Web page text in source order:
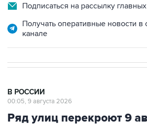
Подписаться на рассылку
Получать оперативные новости
канале
В РОССИИ
00:05, 9 августа 2026
Ряд улиц перекроют 9